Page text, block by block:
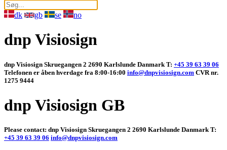
dk gb se no
dnp Visiosign
dnp Visiosign Skruegangen 2 2690 Karlslunde Danmark T: +45 39 63 39 06
Telefonen er åben hverdage fra 8:00-16:00 info@dnpvisiosign.com CVR nr.
1275 9444
dnp Visiosign GB
Please contact: dnp Visiosign Skruegangen 2 2690 Karlslunde Danmark T:
+45 39 63 39 06 info@dnpvisiosign.com